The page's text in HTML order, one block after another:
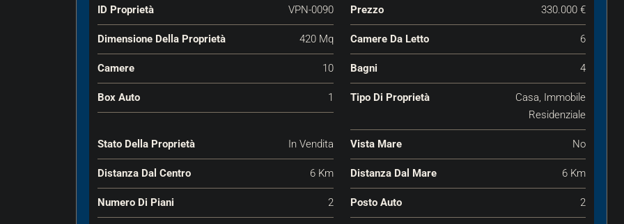
ID Proprietà VPN-0090 Prezzo 330.000 €
Dimensione Della Proprietà 420 Mq Camere Da Letto 6
Camere 10 Bagni 4
Box Auto 1 Tipo Di Proprietà
Casa, Immobile
Residenziale
Stato Della Proprietà In Vendita Vista Mare No
Distanza Dal Centro 6 Km Distanza Dal Mare 6 Km
Numero Di Piani 2 Posto Auto 2